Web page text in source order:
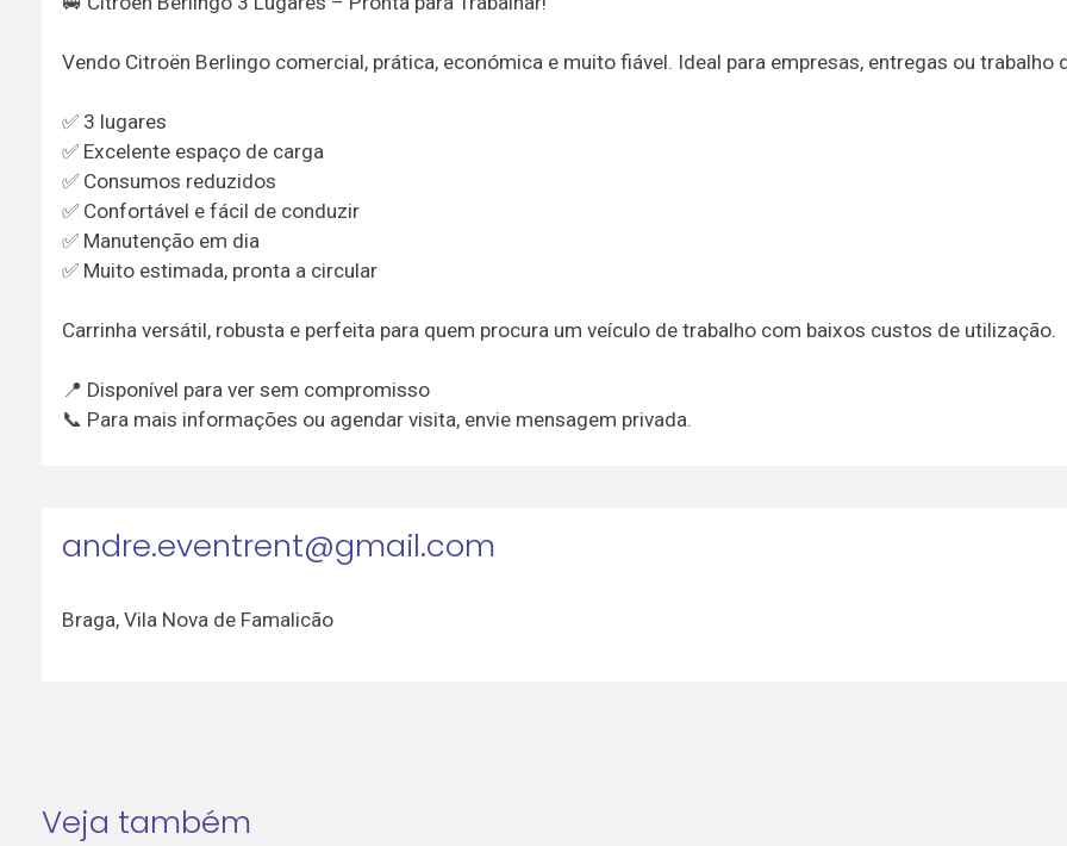
Vendo Citroën Berlingo comercial, prática, económica e muito fiável. Ideal para empresas, entregas ou trabalho
✅ 3 lugares
✅ Excelente espaço de carga
✅ Consumos reduzidos
✅ Confortável e fácil de conduzir
✅ Manutenção em dia
✅ Muito estimada, pronta a circular
Carrinha versátil, robusta e perfeita para quem procura um veículo de trabalho com baixos custos de utilização.
📍 Disponível para ver sem compromisso
📞 Para mais informações ou agendar visita, envie mensagem privada.
andre.eventrent@gmail.com
Braga, Vila Nova de Famalicão
Veja também